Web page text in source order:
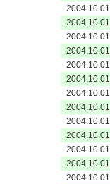
2004.10.01
2004.10.01
2004.10.01
2004.10.01
2004.10.01
2004.10.01
2004.10.01
2004.10.01
2004.10.01
2004.10.01
2004.10.01
2004.10.01
2004.10.01